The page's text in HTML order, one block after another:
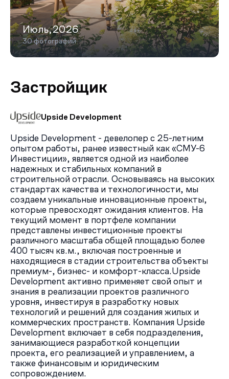
оборудованием, всесезонное барбекю-патио, спа-
центр и смотровые террасы.
Собственный образовательный кластер комплекса
будет включать школу на 325 мест и детский сад на
125 мест. Образовательные учреждения будут
коммерцию, чтобы у жителей комплекса не только были
в 5-минутной доступности необходимые магазины и
собственных бизнес-идей.
Плюсы и минусы
Жилой комплекс отличается насыщенной внутренней
инфраструктурой, авторской архитектурной
концепцией и удобным расположением на карте
столицы. Среди его плюсов также разнообразие
планировочных решений и возможность выбирать
формат отделки.
Минус (традиционный для новостроек Москвы) —
недостаточное количество мест в паркинге и
практически полное отсутствие гостевых мест для
автомобилей гостей и курьеров.
Июль,2026
30 фотографий
Застройщик
Upside Development
Upside Development - девелопер с 25-летним
опытом работы, ранее известный как «СМУ-6
Инвестиции», является одной из наиболее
надежных и стабильных компаний в
строительной отрасли. Основываясь на высоких
стандартах качества и технологичности, мы
создаем уникальные инновационные проекты,
которые превосходят ожидания клиентов. На
текущий момент в портфеле компании
представлены инвестиционные проекты
различного масштаба общей площадью более
400 тысяч кв.м., включая построенные и
находящиеся в стадии строительства объекты
премиум-, бизнес- и комфорт-класса.Upside
Development активно применяет свой опыт и
знания в реализации проектов различного
уровня, инвестируя в разработку новых
технологий и решений для создания жилых и
коммерческих пространств. Компания Upside
Development включает в себя подразделения,
занимающиеся разработкой концепции
проекта, его реализацией и управлением, а
также финансовым и юридическим
сопровождением.